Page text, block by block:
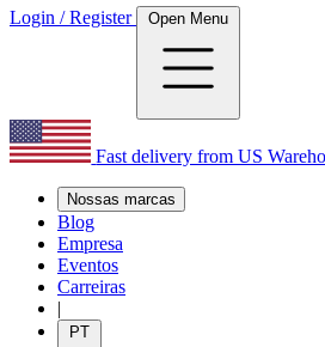
Login / Register Open Menu
Fast delivery from US
Nossas marcas
Blog
Empresa
Eventos
Carreiras
|
PT